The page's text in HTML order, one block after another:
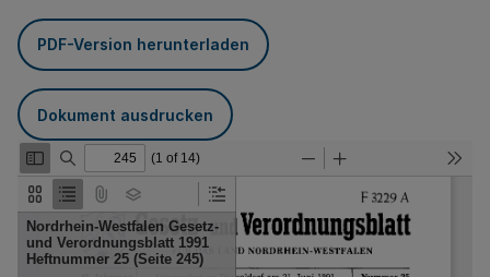
PDF-Version herunterladen
Dokument ausdrucken